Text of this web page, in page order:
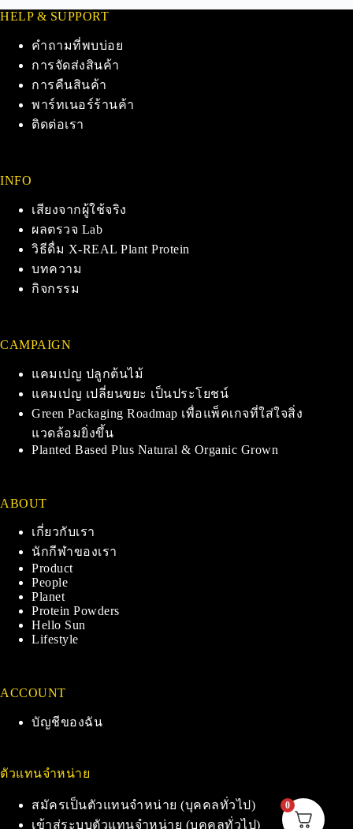
HELP & SUPPORT
คำถามที่พบบ่อย
การจัดส่งสินค้า
การคืนสินค้า
พาร์ทเนอร์ร้านค้า
ติดต่อเรา
INFO
เสียงจากผู้ใช้จริง
ผลตรวจ Lab
วิธีดื่ม X-REAL Plant Protein
บทความ
กิจกรรม
CAMPAIGN
แคมเปญ ปลูกต้นไม้
แคมเปญ เปลี่ยนขยะ เป็นประโยชน์
Green Packaging Roadmap เพื่อแพ็คเกจที่ใส่ใจสิ่ง
แวดล้อมยิ่งขึ้น
Planted Based Plus Natural & Organic Grown
ABOUT
เกี่ยวกับเรา
นักกีฬาของเรา
Product
People
Planet
Protein Powders
Hello Sun
Lifestyle
ACCOUNT
บัญชีของฉัน
ตัวแทนจำหน่าย
สมัครเป็นตัวแทนจำหน่าย (บุคคลทั่วไป)
เข้าสู่ระบบตัวแทนจำหน่าย (บุคคลทั่วไป)
0